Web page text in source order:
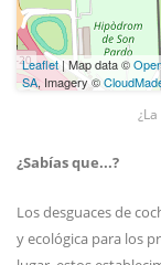
Leaflet| Map data ©
SA, Imagery ©
¿Sabías que...?
Los desguaces de
y ecológica para los